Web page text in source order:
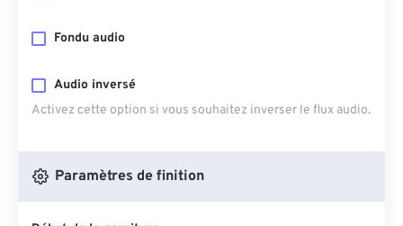
Fondu audio
Audio inversé
Activez cette option si vous souhaitez inverser le flux audio.
Paramètres de finition